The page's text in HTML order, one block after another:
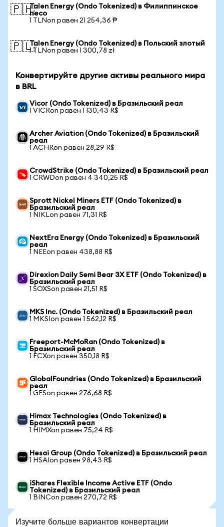
🇵🇭Talen Energy (Ondo Tokenized) в Филиппинское
песо
1 TLNon равен 21 254,36 ₱
🇵🇱Talen Energy (Ondo Tokenized) в Польский злотый
1 TLNon равен 1 300,78 zł
Конвертируйте другие активы реального мира
в BRL
Vicor (Ondo Tokenized) в Бразильский реал
1 VICRon равен 1 130,43 R$
Archer Aviation (Ondo Tokenized) в Бразильский
реал
1 ACHRon равен 28,29 R$
CrowdStrike (Ondo Tokenized) в Бразильский реал
1 CRWDon равен 4 340,25 R$
Sprott Nickel Miners ETF (Ondo Tokenized) в
Бразильский реал
1 NIKLon равен 71,31 R$
NextEra Energy (Ondo Tokenized) в Бразильский
реал
1 NEEon равен 438,88 R$
Direxion Daily Semi Bear 3X ETF (Ondo Tokenized) в
Бразильский реал
1 SOXSon равен 21,51 R$
MKS Inc. (Ondo Tokenized) в Бразильский реал
1 MKSIon равен 1 562,12 R$
Freeport-McMoRan (Ondo Tokenized) в
Бразильский реал
1 FCXon равен 350,18 R$
GlobalFoundries (Ondo Tokenized) в Бразильский
реал
1 GFSon равен 276,68 R$
Himax Technologies (Ondo Tokenized) в
Бразильский реал
1 HIMXon равен 75,24 R$
Hesai Group (Ondo Tokenized) в Бразильский реал
1 HSAIon равен 98,43 R$
iShares Flexible Income Active ETF (Ondo
Tokenized) в Бразильский реал
1 BINCon равен 270,72 R$
Изучите больше вариантов конвертации